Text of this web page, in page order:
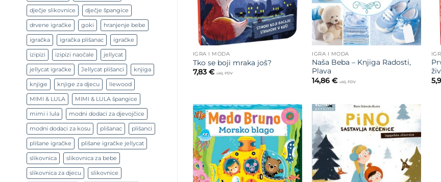
dječje slikovnice dječje špangice
drvene igračke goki hranjenje bebe
igračka igračka plišanac igračke
izipizi izipizi naočale jellycat
jellycat igračke Jellycat plišanci knjiga
knjige knjige za djecu liewood
MIMI & LULA MIMI & LULA špangice
mimi i lula modni dodaci za djevojčice
modni dodaci za kosu plišanac plišanci
plišane igračke plišane igračke jellycat
slikovnica slikovnica za bebe
slikovnica za djecu slikovnice
IGRA I MODA
Tko se boji mraka još?
7,83 € uklj. PDV
IGRA I MODA
Naša Beba – Knjiga Radosti,
Plava
14,86€ uklj. PDV
Dodajte
na listu
želja
Dodajte
na listu